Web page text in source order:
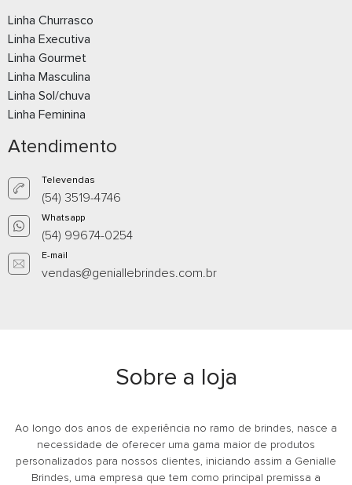
Linha Churrasco
Linha Executiva
Linha Gourmet
Linha Masculina
Linha Sol/chuva
Linha Feminina
Atendimento
Televendas
(54) 3519-4746
Whatsapp
(54) 99674-0254
E-mail
vendas@geniallebrindes.com.br
Sobre a loja
Ao longo dos anos de experiência no ramo de brindes, nasce a
necessidade de oferecer uma gama maior de produtos
personalizados para nossos clientes, iniciando assim a Genialle
Brindes, uma empresa que tem como principal premissa a